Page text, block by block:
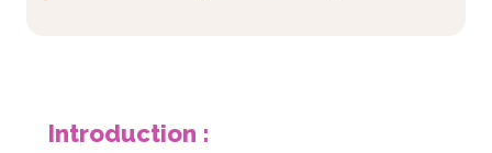
Introduction :